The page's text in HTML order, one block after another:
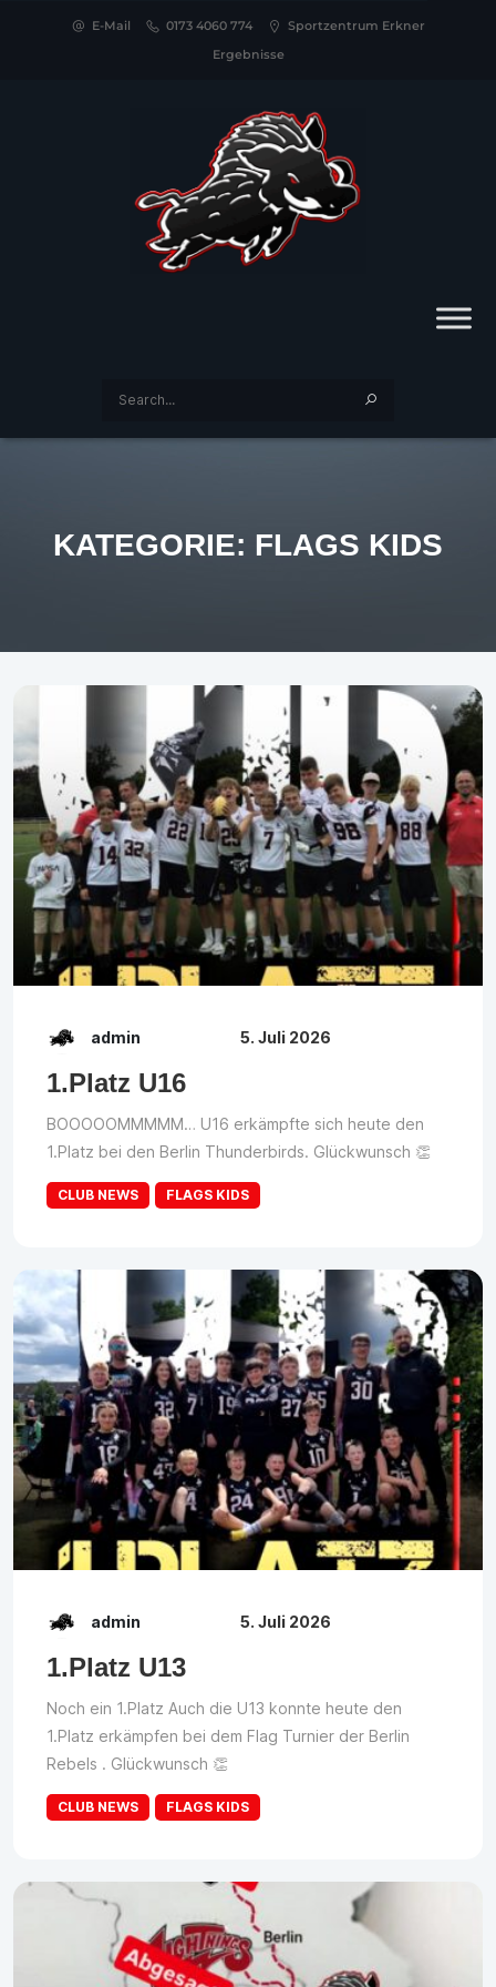
E-Mail 0173 4060 774
Sportzentrum Erkner
Ergebnisse
KATEGORIE: FLAGS KIDS
admin 5. Juli 2026
1.Platz U16
BOOOOOMMMMM… U16 erkämpfte sich heute den
1.Platz bei den Berlin Thunderbirds. Glückwunsch 👏
CLUB NEWS FLAGS KIDS
admin 5. Juli 2026
1.Platz U13
Noch ein 1.Platz Auch die U13 konnte heute den
1.Platz erkämpfen bei dem Flag Turnier der Berlin
Rebels . Glückwunsch 👏
CLUB NEWS FLAGS KIDS